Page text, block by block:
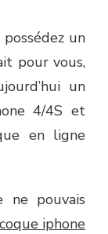
un
pour vous,
un
4/4S et
en ligne
ne pouvais
coque iphone